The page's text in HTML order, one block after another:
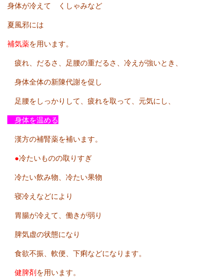
身体が冷えて くしゃみなど
夏風邪には
補気薬を用います。
疲れ、だるさ、足腰の重だるさ、冷えが強いとき、
身体全体の新陳代謝を促し
足腰をしっかりして、疲れを取って、元気にし、
身体を温める
漢方の補腎薬を補います。
●冷たいものの取りすぎ
冷たい飲み物、冷たい果物
寝冷えなどにより
胃腸が冷えて、働きが弱り
脾気虚の状態になり
食欲不振、軟便、下痢などになります。
健脾剤を用います。